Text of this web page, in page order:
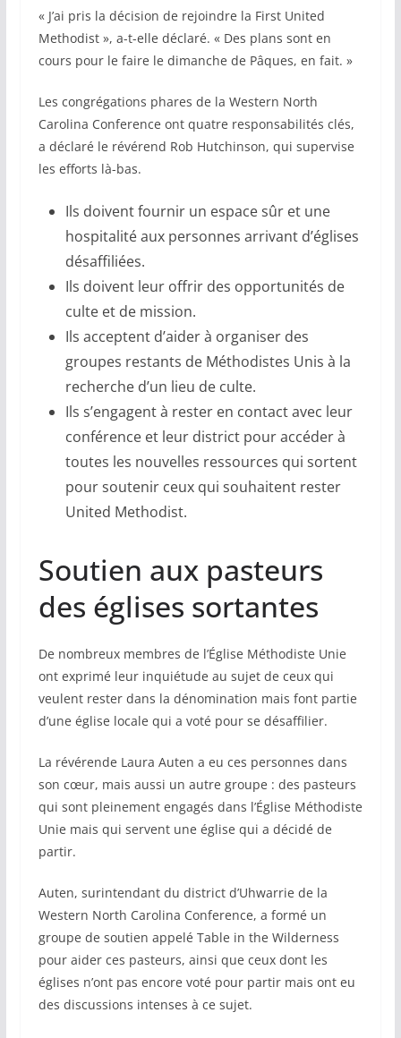
« J’ai pris la décision de rejoindre la First United
Methodist », a-t-elle déclaré. « Des plans sont en
cours pour le faire le dimanche de Pâques, en fait. »
Les congrégations phares de la Western North
Carolina Conference ont quatre responsabilités clés,
a déclaré le révérend Rob Hutchinson, qui supervise
les efforts là-bas.
Ils doivent fournir un espace sûr et une
hospitalité aux personnes arrivant d’églises
désaffiliées.
Ils doivent leur offrir des opportunités de
culte et de mission.
Ils acceptent d’aider à organiser des
groupes restants de Méthodistes Unis à la
recherche d’un lieu de culte.
Ils s’engagent à rester en contact avec leur
conférence et leur district pour accéder à
toutes les nouvelles ressources qui sortent
pour soutenir ceux qui souhaitent rester
United Methodist.
Soutien aux pasteurs
des églises sortantes
De nombreux membres de l’Église Méthodiste Unie
ont exprimé leur inquiétude au sujet de ceux qui
veulent rester dans la dénomination mais font partie
d’une église locale qui a voté pour se désaffilier.
La révérende Laura Auten a eu ces personnes dans
son cœur, mais aussi un autre groupe : des pasteurs
qui sont pleinement engagés dans l’Église Méthodiste
Unie mais qui servent une église qui a décidé de
partir.
Auten, surintendant du district d’Uhwarrie de la
Western North Carolina Conference, a formé un
groupe de soutien appelé Table in the Wilderness
pour aider ces pasteurs, ainsi que ceux dont les
églises n’ont pas encore voté pour partir mais ont eu
des discussions intenses à ce sujet.